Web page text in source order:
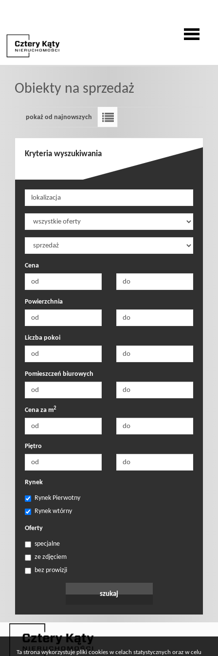
O
Zgłoś
Dodaj
Obiekty na sprzedaż
pokaż od najnowszych
Kryteria wyszukiwania
Cena
Powierzchnia
Liczba pokoi
Pomieszczeń biurowych
Cena za m2
Piętro
Rynek
Rynek Pierwotny
Rynek wtórny
Oferty
specjalne
ze zdjęciem
bez prowizji
Ta strona wykorzystuje pliki cookies w celach statystycznych oraz w celu